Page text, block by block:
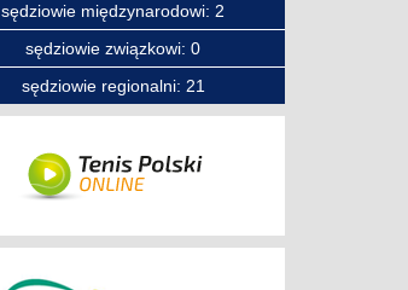
sędziowie międzynarodowi: 2
sędziowie związkowi: 0
sędziowie regionalni: 21